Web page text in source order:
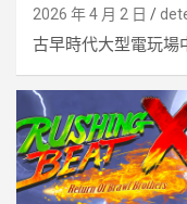
2026 年 4 月 2 日
古早時代大型電玩場